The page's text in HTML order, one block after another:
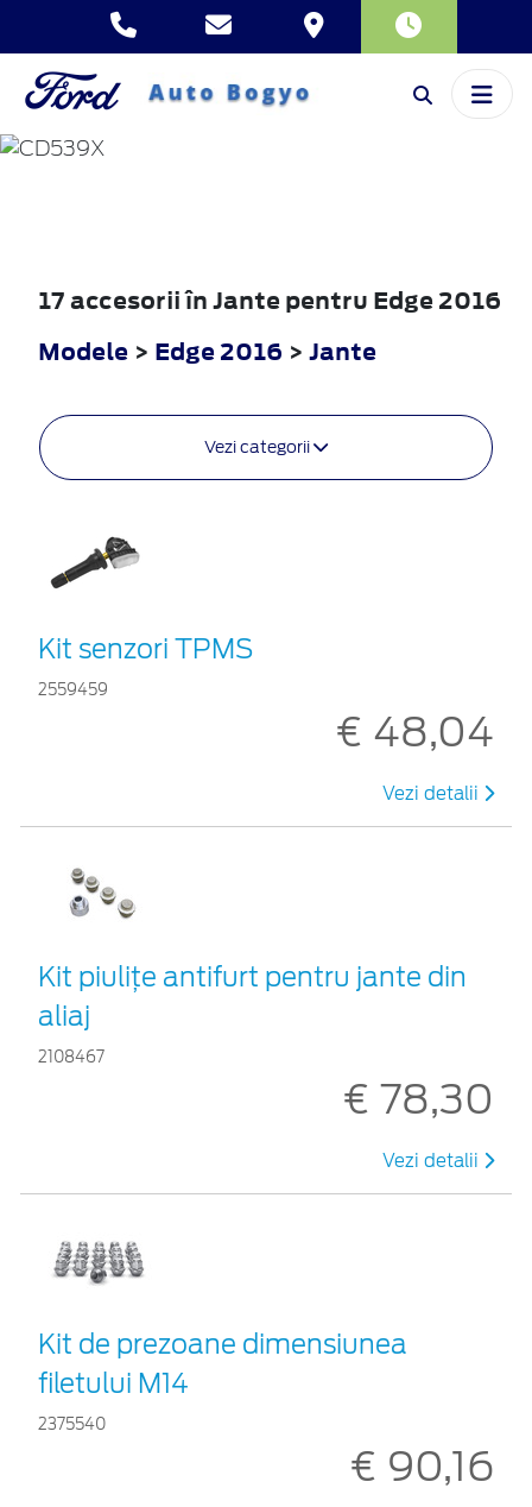
EDGE
17 accesorii în Jante pentru Edge 2016
Modele > Edge 2016 > Jante
Vezi categorii
Kit senzori TPMS
2559459
€ 48,04
Vezi detalii
Kit piuliţe antifurt pentru jante din
aliaj
2108467
€ 78,30
Vezi detalii
Kit de prezoane dimensiunea
filetului M14
2375540
€ 90,16